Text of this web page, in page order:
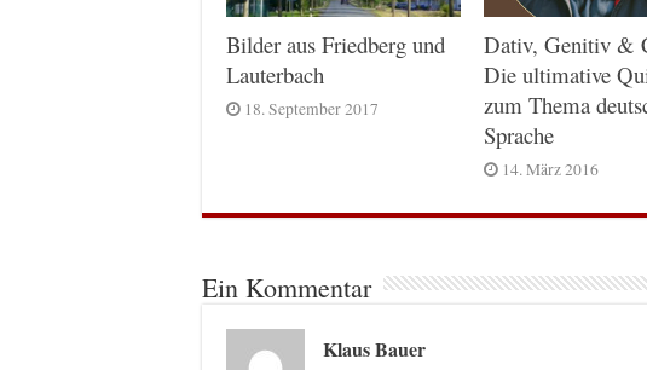
Bilder aus Friedberg und
Lauterbach
18. September 2017
Dativ, Genitiv &
Die ultimative
zum Thema
Sprache
14. März 2016
Ein Kommentar
Klaus Bauer